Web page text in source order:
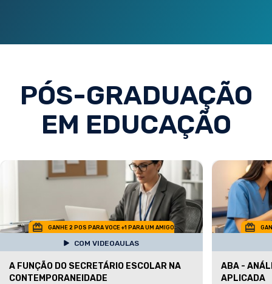
PÓS-GRADUAÇÃO
EM EDUCAÇÃO
GANHE 2 POS PARA VOCE +1 PARA UM AMIGO
COM VIDEOAULAS
A FUNÇÃO DO SECRETÁRIO ESCOLAR NA
CONTEMPORANEIDADE
ABA -
APLICADA